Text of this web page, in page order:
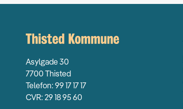
Asylgade 30
7700 Thisted
Telefon: 99 17 17 17
CVR: 29 18 95 60